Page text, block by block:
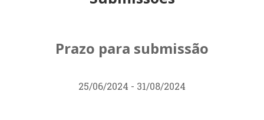
Prazo para submissão
25/06/2024 - 31/08/2024